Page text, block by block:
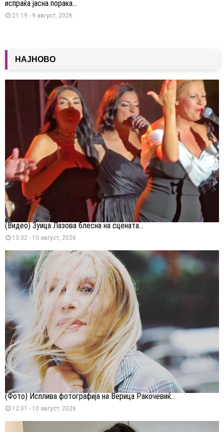
испраќа јасна порака...
21:19 - 9 август, 2026
НАЈНОВО
(Видео) Зуица Лазова блесна на сцената...
13:02 - 10 август, 2026
(Фото) Исплива фотографија на Верица Ракочевиќ...
12:01 - 10 август, 2026